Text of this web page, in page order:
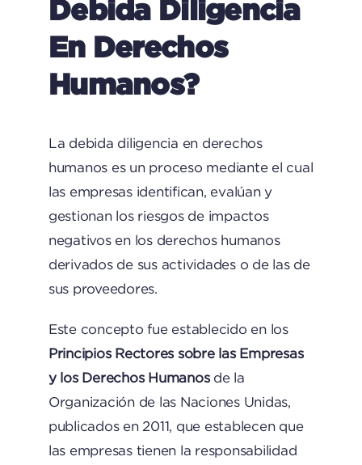
Debida Diligencia
En Derechos
Humanos?
La debida diligencia en derechos
humanos es un proceso mediante el cual
las empresas identifican, evalúan y
gestionan los riesgos de impactos
negativos en los derechos humanos
derivados de sus actividades o de las de
sus proveedores.
Este concepto fue establecido en los
Principios Rectores sobre las Empresas
y los Derechos Humanosde la
Organización de las Naciones Unidas,
publicados en 2011, que establecen que
las empresas tienen la responsabilidad